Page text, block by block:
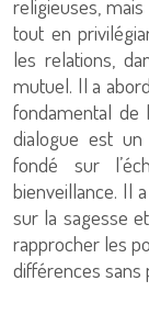
religieuses,
tout en
les relations,
mutuel. Il a
fondamental de
dialogue est
fondé sur
bienveillance. Il
sur la sagesse
rapprocher les
différences sans